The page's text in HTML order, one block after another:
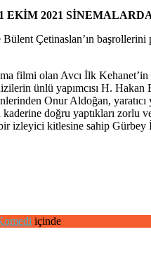
1 EKİM 2021
Çetinaslan’ın
filmi olan Avcı İlk Kehanet’in
ünlü yapımcısı H. Hakan
Onur Aldoğan,
doğru yaptıkları
izleyici kitlesine sahip
içinde